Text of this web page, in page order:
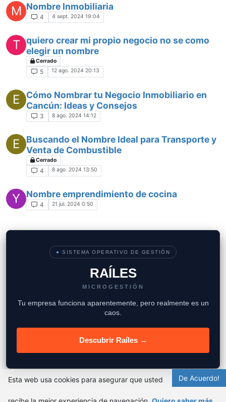
M Nombre Inmobiliaria
4 4 sept. 2024 19:04
T quiero crear mi propio negocio no se como
elegir un nombre
Cerrado
5 12 ago. 2024 20:13
E
Cómo Nombrar tu Negocio Inmobiliario en
Cancún: Ideas y Consejos
3 8 ago. 2024 14:12
E
Buscando el Nombre Ideal para Transporte y
Venta de Combustible
Cerrado
4 8 ago. 2024 13:50
Y Nombre emprendimiento de cocina
4 21 jul. 2024 0:50
● SISTEMA OPERATIVO DE GESTIÓN
RAÍLES
MICROGESTIÓN
Tu empresa funciona aparentemente, pero realmente es un
caos.
Descubrir Raíles →
De Acuerdo!
Esta web usa cookies para asegurar que usted